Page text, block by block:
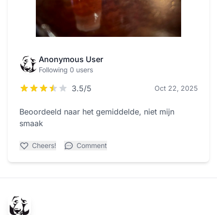
Anonymous User
Following 0 users
3.5/5 Oct 22, 2025
Beoordeeld naar het gemiddelde, niet mijn
smaak
Cheers! Comment